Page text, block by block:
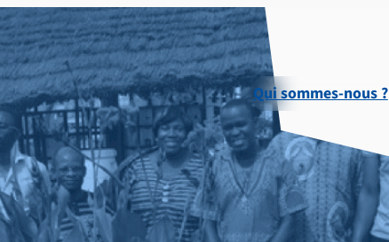
Qui sommes-nous ?